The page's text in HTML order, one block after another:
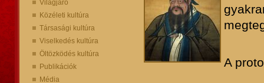
Világjáró
Közéleti kultúra
Társasági kultúra
Viselkedés kultúra
Öltözködés kultúra
Publikációk
Média
A